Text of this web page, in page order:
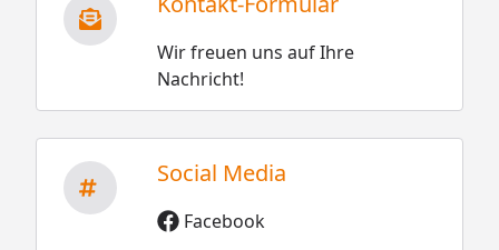
Wir freuen uns auf Ihre
Nachricht!
Social Media
Facebook